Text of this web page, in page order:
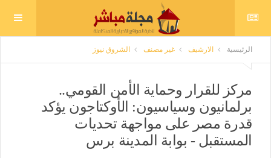
الرئيسية الارشيف غير مصنف الشروق نيوز
مركز للقرار وحماية الأمن القومي..
برلمانيون وسياسيون: الأوكتاجون يؤكد
قدرة مصر على مواجهة تحديات
المستقبل - بوابة المدينة برس